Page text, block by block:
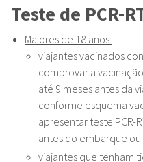
Teste de PCR-
Maiores de 18 anos:
viajantes vacinados
comprovar a
até 9 meses antes da
conforme esquema
apresentar teste PCR-
antes do embarque
viajantes que tenham